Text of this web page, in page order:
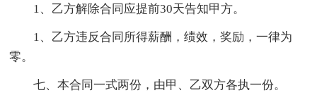
1、乙方解除合同应提前30天告知甲方。
1、乙方违反合同所得薪酬，绩效，奖励，一律为
零。
七、本合同一式两份，由甲、乙双方各执一份。